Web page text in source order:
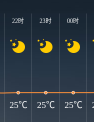
22时 23时 00时
25℃ 25℃ 25℃